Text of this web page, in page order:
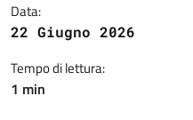
Data:
22 Giugno 2026
Tempo di lettura:
1 min